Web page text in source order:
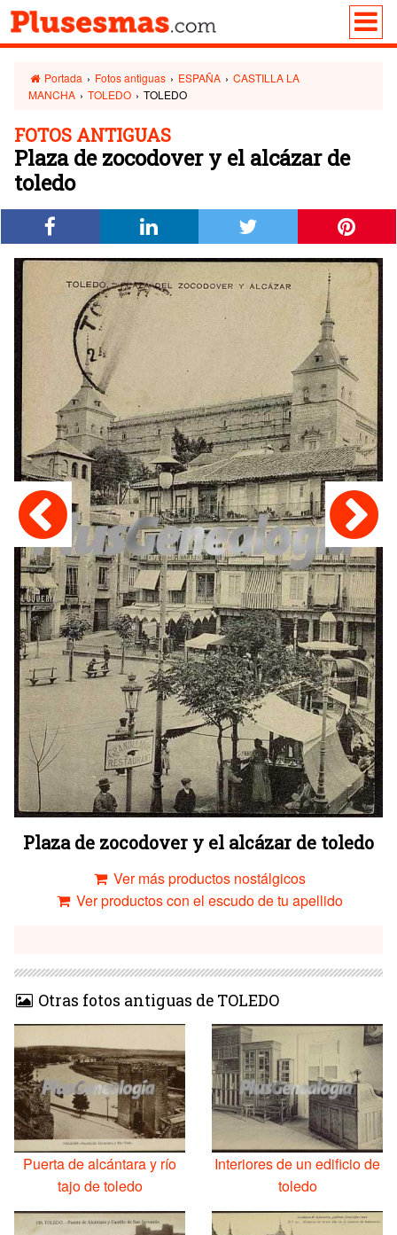
Portada › Fotos antiguas › ESPAÑA › CASTILLA LA
MANCHA › TOLEDO › TOLEDO
FOTOS ANTIGUAS
Plaza de zocodover y el alcázar de
toledo
Plaza de zocodover y el alcázar de toledo
Ver más productos nostálgicos
Ver productos con el escudo de tu apellido
Otras fotos antiguas de TOLEDO
Puerta de alcántara y río
tajo de toledo
Interiores de un edificio de
toledo